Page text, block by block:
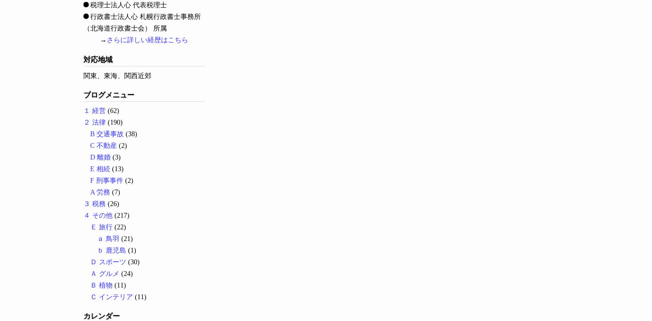
税理士法人心 代表税理士
行政書士法人心 札幌行政書士事務所
（北海道行政書士会） 所属
→ さらに詳しい経歴はこちら
対応地域
関東、東海、関西近郊
ブログメニュー
１ 経営 (62)
２ 法律 (190)
B 交通事故 (38)
C 不動産 (2)
D 離婚 (3)
E 相続 (13)
F 刑事事件 (2)
A 労務 (7)
３ 税務 (26)
４ その他 (217)
Ｅ 旅行 (22)
ａ 鳥羽 (21)
ｂ 鹿児島 (1)
Ｄ スポーツ (30)
Ａ グルメ (24)
Ｂ 植物 (11)
Ｃ インテリア (11)
カレンダー